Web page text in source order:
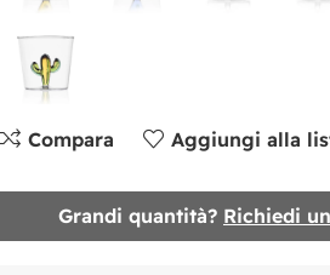
Compara Aggiungi alla
Grandi quantità? Richiedi